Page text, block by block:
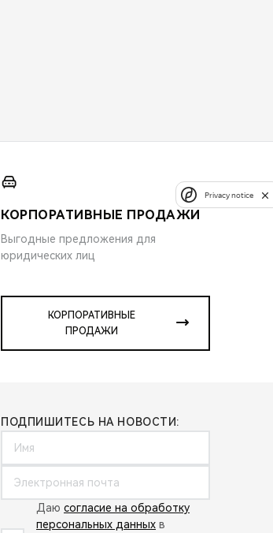
КОРПОРАТИВНЫЕ ПРОДАЖИ
Выгодные предложения для
юридических лиц
КОРПОРАТИВНЫЕ
ПРОДАЖИ
ПОДПИШИТЕСЬ НА НОВОСТИ:
Даю согласие на обработку
персональных данных в
Privacy notice